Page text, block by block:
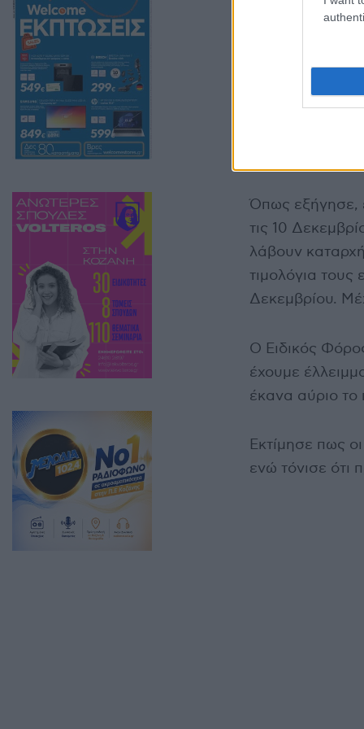
Όπως εξήγησε,
τις 10
λάβουν
τιμολόγια τους
Δεκεμβρίου.
Ο Ειδικός
έχουμε
έκανα αύριο το
Εκτίμησε πως
ενώ τόνισε ότι